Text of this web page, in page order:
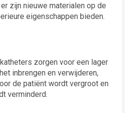
zijn nieuwe materialen op de
eigenschappen bieden.
zorgen voor een lager
inbrengen en verwijderen,
de patiënt wordt vergroot en
verminderd.